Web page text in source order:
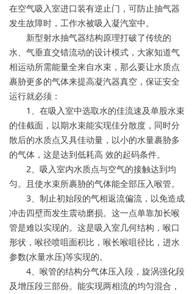
在空气吸入室进口装有逆止门，可防止抽气器
发生故障时，工作水被吸入凝汽室中。
新型射水抽气器结构原理打破了传统的
水、气垂直交错流动的设计模式，大家知道气
相运动所需能量全来自水束，那么要让水质点
裹胁更多的气体来提高凝汽器真空，保证安全
运行就必须：
1、在吸入室中选取水的佳流速及单股水束
的佳截面，以期水束能实现佳分散度，同时分
散后的水质点又具佳动量，以小的水量裹胁多
的气体，这是达到低耗高 效的起码条件。
2、吸入室内水质点与空气的接触达到均
匀。且使水束所裹胁的气体能全部压入喉管。
3、制止初始段的气相返流偏流，以免造成
冲击四壁而发生震动磨损。这一点单靠加长喉
管是难以实现的。这是吸入室几何结构，喉口
形状，喉径喷咀面积比，喉长喉咀径比，进水
参数(水量水压)等实现的。
4、喉管的结构分气体压入段，旋涡强化段
及增压段三部份。能实现两相流的均匀混合，